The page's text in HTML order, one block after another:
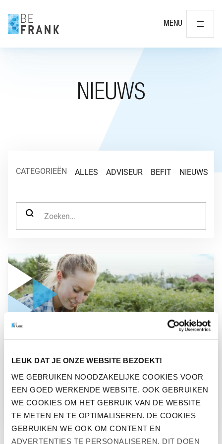
LEUK DAT JE ONZE WEBSITE BEZOEKT!
WE GEBRUIKEN NOODZAKELIJKE COOKIES VOOR
EEN GOED WERKENDE WEBSITE. OOK GEBRUIKEN
WE COOKIES OM HET GEBRUIK VAN DE WEBSITE
TE METEN EN TE OPTIMALISEREN. DE COOKIES
GEBRUIKEN WE OOK OM CONTENT EN
ADVERTENTIES TE PERSONALISEREN. DIT DOEN
MENU
NIEUWS
CATEGORIEËN ALLES ADVISEUR BEFIT NIEUWS
ZOEK NAAR:
GA NAAR “PANDEMIE INSPIREERT TOT DUURZAMER LEVEN”